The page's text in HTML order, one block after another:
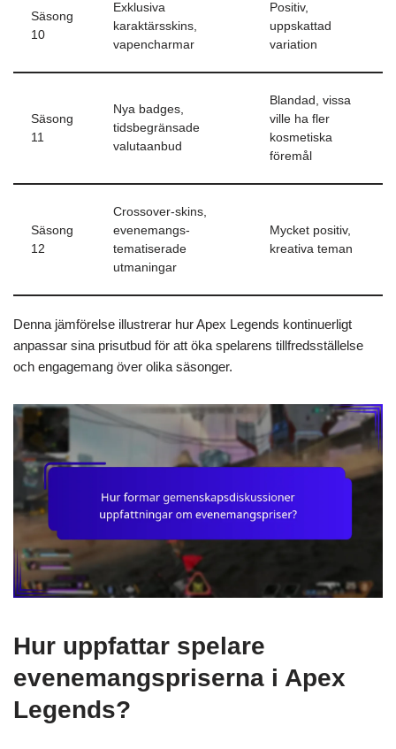
Säsong
10
Exklusiva
karaktärsskins,
vapencharmar
Positiv,
uppskattad
variation
Säsong
11
Nya badges,
tidsbegränsade
valutaanbud
Blandad, vissa
ville ha fler
kosmetiska
föremål
Säsong
12
Crossover-skins,
evenemangs-
tematiserade
utmaningar
Mycket positiv,
kreativa teman
Denna jämförelse illustrerar hur Apex Legends kontinuerligt
anpassar sina prisutbud för att öka spelarens tillfredsställelse
och engagemang över olika säsonger.
Hur uppfattar spelare
evenemangspriserna i Apex
Legends?